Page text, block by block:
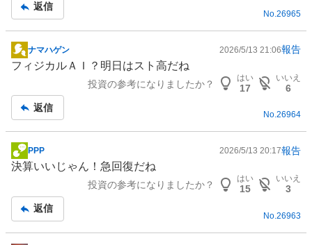
返信
No. 26965
掲
示
事
ナマハゲン 2026/5/13 21:06報告
フィジカルＡＩ ？明日はスト高だね
投資の参考になりましたか？
はい
17
いいえ
6
返信
No.26964
掲
示
事
PPP 2026/5/13 20:17報告
決算いいじゃん！急回復だね
投資の参考になりましたか？
はい
15
いいえ
3
返信
No. 26963